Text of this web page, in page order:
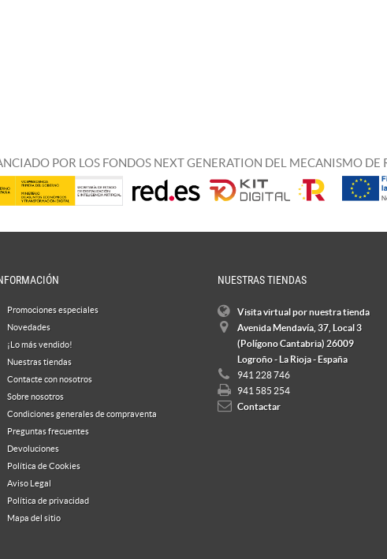
POR LOS FONDOS NEXT GENERATION DEL MECANISMO DE
Promociones especiales
Novedades
¡Lo más vendido!
Nuestras tiendas
Contacte con nosotros
Sobre nosotros
Condiciones generales de compraventa
Preguntas frecuentes
Devoluciones
Política de Cookies
Aviso Legal
Política de privacidad
Mapa del sitio
NUESTRAS TIENDAS
Visita virtual por nuestra tienda
Avenida Mendavía, 37, Local 3
(Polígono Cantabria) 26009
Logroño - La Rioja - España
941 228 746
941 585 254
Contactar